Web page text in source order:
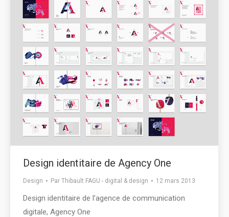
Design identitaire de Agency One
Design Par Thibault FAGU - digital & design 12 mars 2013
Design identitaire de l’agence de communication
digitale, Agency One